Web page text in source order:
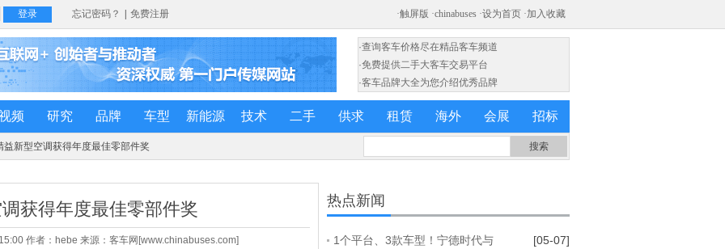
·查询客车价格尽在精品客车频道
·免费提供二手大客车交易平台
·客车品牌大全为您介绍优秀品牌
频 研究 品牌 车型 新能源 技术 二手 供求 租赁 海外 会展 招标
益新型空调获得年度最佳零部件奖
获得年度最佳零部件奖
作者：hebe 来源：客车网[www.chinabuses.com]
热点新闻
1个平台、3款车型！宁德时代与
[05-07]